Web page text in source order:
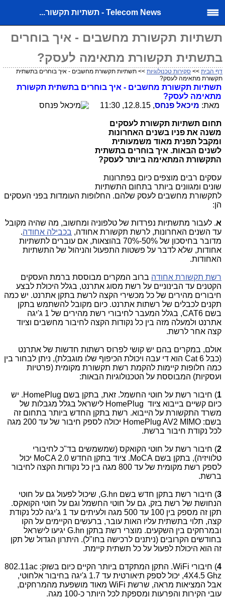
Telecom News - תשתיות תקשור...
תשתיות תקשורת מחשבים - איך בוחרים
בתשתית תקשורת מתאימה לעסק?
דף הבית >> סקירות טכנולוגיות >> תשתיות תקשורת מחשבים - איך בוחרים בתשתית
תקשורת מתאימה לעסק?
תשתיות תקשורת מחשבים - איך בוחרים בתשתית תקשורת
מתאימה לעסק?
מאת: מיכאל פנחס, 12.8.15, 11:30
תחום תשתיות תקשורת לעסקים
משנה את פניו בשנים האחרונות
ומקבל תפנית מאוד משמעותית
לשנים הבאות. איך בוחרים בתשתית
התקשורת המתאימה ביותר לעסק?
עסקים רבים מוצפים כיום בפתרונות
שונים ומגוונים ביותר בתחום התשתיות
לתקשורת מחשבים לעסק שלהם. החלופות העומדות בפני העסקים
הן:
א. לעבור מתשתיות נפרדות של טלפוניה ומחשוב, מה שהיה מקובל
עד השנים האחרונות, לרשת תקשורת אחודה, בכבילה אחודה.
מדובר בחיסכון של 50%-70% בהוצאות, אם עוברים לתשתיות
אחודות, שלא לדבר על פשטות התפעול והניהול של התשתיות
האחודות.
רשת תקשורת אחודה ברוב המקרים מבוססת ברמת העסקים
הקטנים עד הבינוניים על רשת מסוג אתרנט, בגלל היכולת לבצע
חיבורים מהירים של כל מכשירי הקצה לרשת בתקן אתרנט. יש כמה
תקנים לכבלים של רשתות אתרנט. כיום מקובל להשתמש בתקן
בשם CAT6
, בגלל המעבר לחיבורי רשת מהירים של 1 ג'יגה
אתרנט ולמעלה מזה בין כל נקודות הקצה לחיבור מחשבים וציוד
קצה אחר לרשת.
אולם, במקרים בהם יש קושי לפרוס רשתות חדשות של אתרנט
(כבל Cat 6 הוא די עבה ויכולת הכיפוף שלו מוגבלת), ניתן לבחור בין
כמה חלופות קיימות להקמת רשת תקשורת מקומית (פרטיות
ועסקיות) המבוססת על הטכנולוגיות הבאות:
1) חיבור רשת על חוטי החשמל. זאת, בתקן בשם HomePlug. יש
כיום קשיים בייבוא ציוד HomePlug לישראל בגלל מגבלות של
משרד התקשורת על הייבוא. רשת בתקן החדש ביותר בתחום זה
בשם: HomePlug AV2 MIMO
יכולה לספק חיבור של עד 200 מגה
לכל נקודת חיבור ברשת.
2) חיבור רשת על חוטי הקואקס (שמשמשים בד"כ לחיבורי
טלוויזיה), בתקן בשם MoCA. ציוד בתקן החדש MoCA 2.0 יכול
לספק רשת מקומית של עד 800 מגה בין כל נקודות הקצה לחיבור
ברשת.
3) חיבור רשת בתקן חדש בשם G.hn, שיכול לפעול גם על חוטי
הנחושת של רשת בזק, גם על חוטי החשמל וגם על חוטי הקואקס.
תקן זה מספק בין 100 עד 500 מגה ולעיתים עד 1 ג'יגה לכל נקודת
קצה, תלוי בתשתית עליו האות עובר, ברעשים הקיימים על הקו
ובמרחקים בין השקעים. מוצרי רשת בתקן G.hn יגיעו לישראל
בחודשים הקרובים (ניתנים לרכישה בחו"ל). היתרון הגדול של תקן
זה הוא היכולת לפעול על כל תשתית קיימת.
4) חיבורי WiFi. התקן המתקדם ביותר הקיים כיום בשוק: 802.11ac
4X4.5 Ghz
, יכול לספק תיאורטית עד 1.7 ג'יגה בחיבור אלחוטי,
אבל המציאות מראה, שרשת WiFi מאוד מושפעת מהמרחקים,
עובי הקירות והפרעות ומספקת לכל היותר כ-100 מגה.